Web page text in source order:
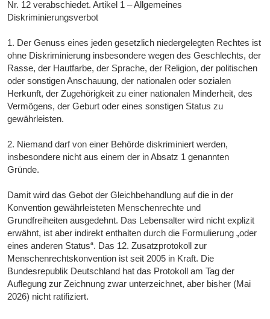
Nr. 12 verabschiedet. Artikel 1 – Allgemeines
Diskriminierungsverbot
1. Der Genuss eines jeden gesetzlich niedergelegten Rechtes ist
ohne Diskriminierung insbesondere wegen des Geschlechts, der
Rasse, der Hautfarbe, der Sprache, der Religion, der politischen
oder sonstigen Anschauung, der nationalen oder sozialen
Herkunft, der Zugehörigkeit zu einer nationalen Minderheit, des
Vermögens, der Geburt oder eines sonstigen Status zu
gewährleisten.
2. Niemand darf von einer Behörde diskriminiert werden,
insbesondere nicht aus einem der in Absatz 1 genannten
Gründe.
Damit wird das Gebot der Gleichbehandlung auf die in der
Konvention gewährleisteten Menschenrechte und
Grundfreiheiten ausgedehnt. Das Lebensalter wird nicht explizit
erwähnt, ist aber indirekt enthalten durch die Formulierung „oder
eines anderen Status“. Das 12. Zusatzprotokoll zur
Menschenrechtskonvention ist seit 2005 in Kraft. Die
Bundesrepublik Deutschland hat das Protokoll am Tag der
Auflegung zur Zeichnung zwar unterzeichnet, aber bisher (Mai
2026) nicht ratifiziert.